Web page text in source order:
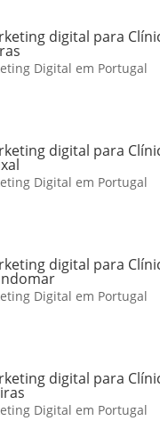
digital para
Digital em Portugal
digital para
Digital em Portugal
digital para
Digital em Portugal
digital para
Digital em Portugal